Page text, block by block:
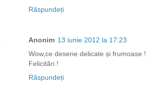
Răspundeți
Anonim 13 iunie 2012 la 17:23
Wow,ce desene delicate și frumoase !
Felicitări !
Răspundeți